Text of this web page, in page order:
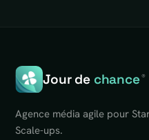
Jour de chance®
Agence média agile pour
Scale-ups.